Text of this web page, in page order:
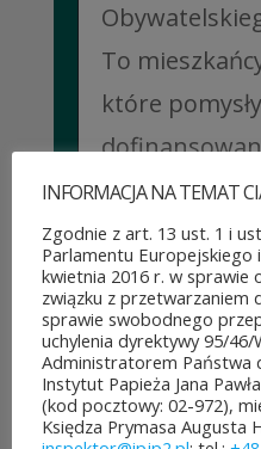
To
które
samorządu
jest aż 30 mln
województwa
po...
CZYTAJ DALEJ
INFORMACJA NA TEMAT
Zgodnie z art. 13 ust. 1 i
Parlamentu Europejskiego
kwietnia 2016 r. w sprawie
związku z przetwarzaniem
sprawie swobodnego
uchylenia dyrektywy 95/
Administratorem Państwa
Instytut Papieża Jana
(kod pocztowy: 02-972),
Księdza Prymasa Augusta